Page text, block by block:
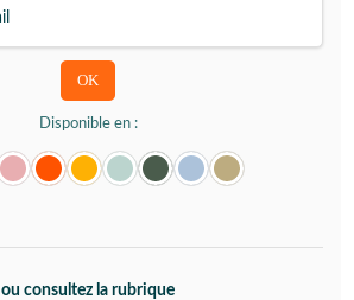
Disponible en :
ou consultez la rubrique